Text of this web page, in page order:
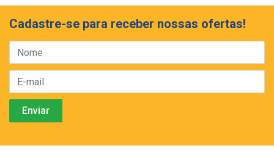
Cadastre-se para receber nossas ofertas!